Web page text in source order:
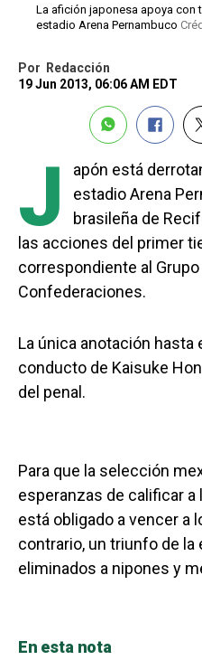
La afición japonesa apoya con
estadio Arena Pernambuco
Por
Redacción
19 Jun 2013, 06:06 AM EDT
J
apón está
estadio Arena
brasileña de
las acciones del primer
correspondiente al Grupo
Confederaciones.
La única anotación
conducto de Kaisuke
del penal.
Para que la selección
esperanzas de calificar
está obligado a vencer a
contrario, un triunfo de la
eliminados a nipones y
En esta nota